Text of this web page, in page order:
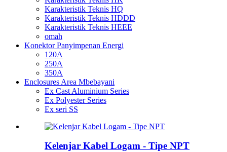
Karakteristik Teknis HQ
Karakteristik Teknis HDDD
Karakteristik Teknis HEEE
omah
Konektor Panyimpenan Energi
120A
250A
350A
Enclosures Area Mbebayani
Ex Cast Aluminium Series
Ex Polyester Series
Ex seri SS
Kelenjar Kabel Logam - Tipe NPT